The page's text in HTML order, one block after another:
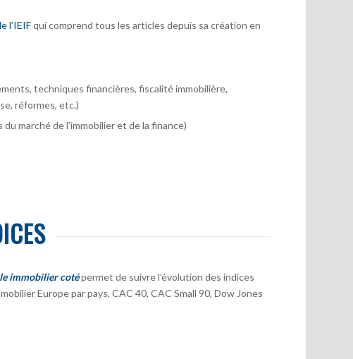
l’IEIFqui comprend tous les articles depuis sa création en
techniques financières, fiscalité immobilière,
réformes, etc.)
marché de l’immobilier et de la finance)
immobilier cotépermet de suivre l’évolution des indices
Europe par pays, CAC 40, CAC Small 90, Dow Jones